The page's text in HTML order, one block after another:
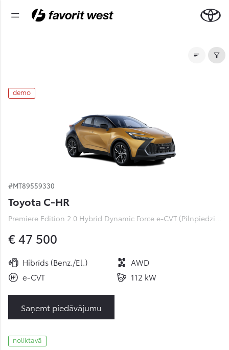
demo
#MT89559330
Toyota C-HR
Premiere Edition 2.0 Hybrid Dynamic Force e-CVT (Pilnpiedziņa) (112 kW)
€ 47 500
Hibrīds (Benz./El.)
AWD
e-CVT
112 kW
Saņemt piedāvājumu
noliktavā